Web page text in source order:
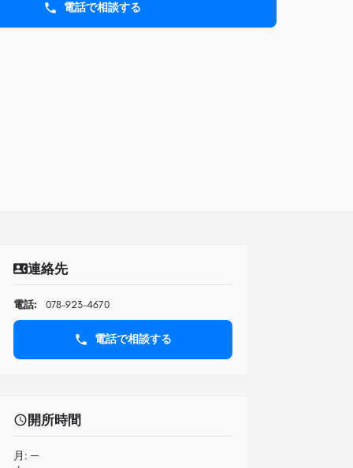
電話で相談する
連絡先
電話: 078-923-4670
電話で相談する
開所時間
月: ─